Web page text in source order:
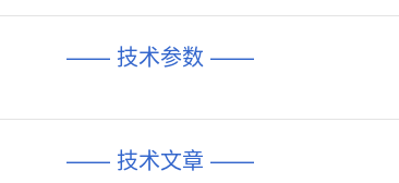
—— 技术参数 ——
—— 技术文章 ——